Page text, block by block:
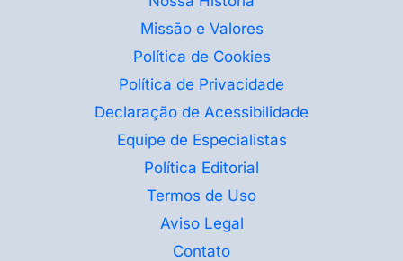
Missão e Valores
Política de Cookies
Política de Privacidade
Declaração de Acessibilidade
Equipe de Especialistas
Política Editorial
Termos de Uso
Aviso Legal
Contato